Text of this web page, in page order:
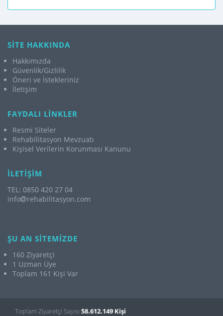
SİTE HAKKINDA
Hakkımızda
Güvenlik/Gizlilik
Öneri ve İstekleriniz
İletişim
FAYDALI LİNKLER
Resmi Siteler
Rehabilitasyon Mevzuatı
Kişisel Verilerin Korunması Kanunu
İLETİŞİM
TEL: 0850 420 27 04
info
rehabilitasyon.com
ŞU AN SİTEMİZDE
160 Ziyaretçi
1 Uzman Üye
Toplam 161 Kişi Var
Toplam Ziyaretçi Sayısı 58.612.149 Kişi